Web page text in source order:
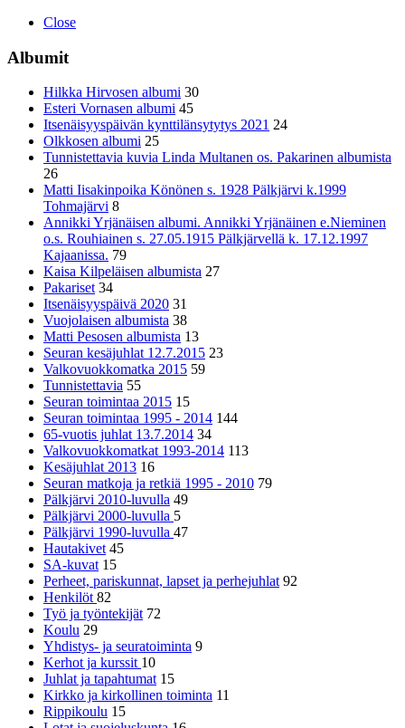
Close
Albumit
Hilkka Hirvosen albumi 30
Esteri Vornasen albumi 45
Itsenäisyyspäivän kynttilänsytytys 2021 24
Olkkosen albumi 25
Tunnistettavia kuvia Linda Multanen os. Pakarinen albumista
26
Matti Iisakinpoika Könönen s. 1928 Pälkjärvi k.1999
Tohmajärvi 8
Annikki Yrjänäisen albumi. Annikki Yrjänäinen e.Nieminen
o.s. Rouhiainen s. 27.05.1915 Pälkjärvellä k. 17.12.1997
Kajaanissa. 79
Kaisa Kilpeläisen albumista 27
Pakariset 34
Itsenäisyyspäivä 2020 31
Vuojolaisen albumista 38
Matti Pesosen albumista 13
Seuran kesäjuhlat 12.7.2015 23
Valkovuokkomatka 2015 59
Tunnistettavia 55
Seuran toimintaa 2015 15
Seuran toimintaa 1995 - 2014 144
65-vuotis juhlat 13.7.2014 34
Valkovuokkomatkat 1993-2014 113
Kesäjuhlat 2013 16
Seuran matkoja ja retkiä 1995 - 2010 79
Pälkjärvi 2010-luvulla 49
Pälkjärvi 2000-luvulla 5
Pälkjärvi 1990-luvulla 47
Hautakivet 45
SA-kuvat 15
Perheet, pariskunnat, lapset ja perhejuhlat 92
Henkilöt82
Työ ja työntekijät 72
Koulu 29
Yhdistys- ja seuratoiminta 9
Kerhot ja kurssit 10
Juhlat ja tapahtumat 15
Kirkko ja kirkollinen toiminta 11
Rippikoulu 15